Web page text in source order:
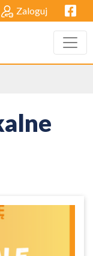
Zaloguj